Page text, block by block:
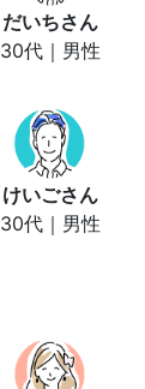
だいちさん
30代｜男性
けいごさん
30代｜男性